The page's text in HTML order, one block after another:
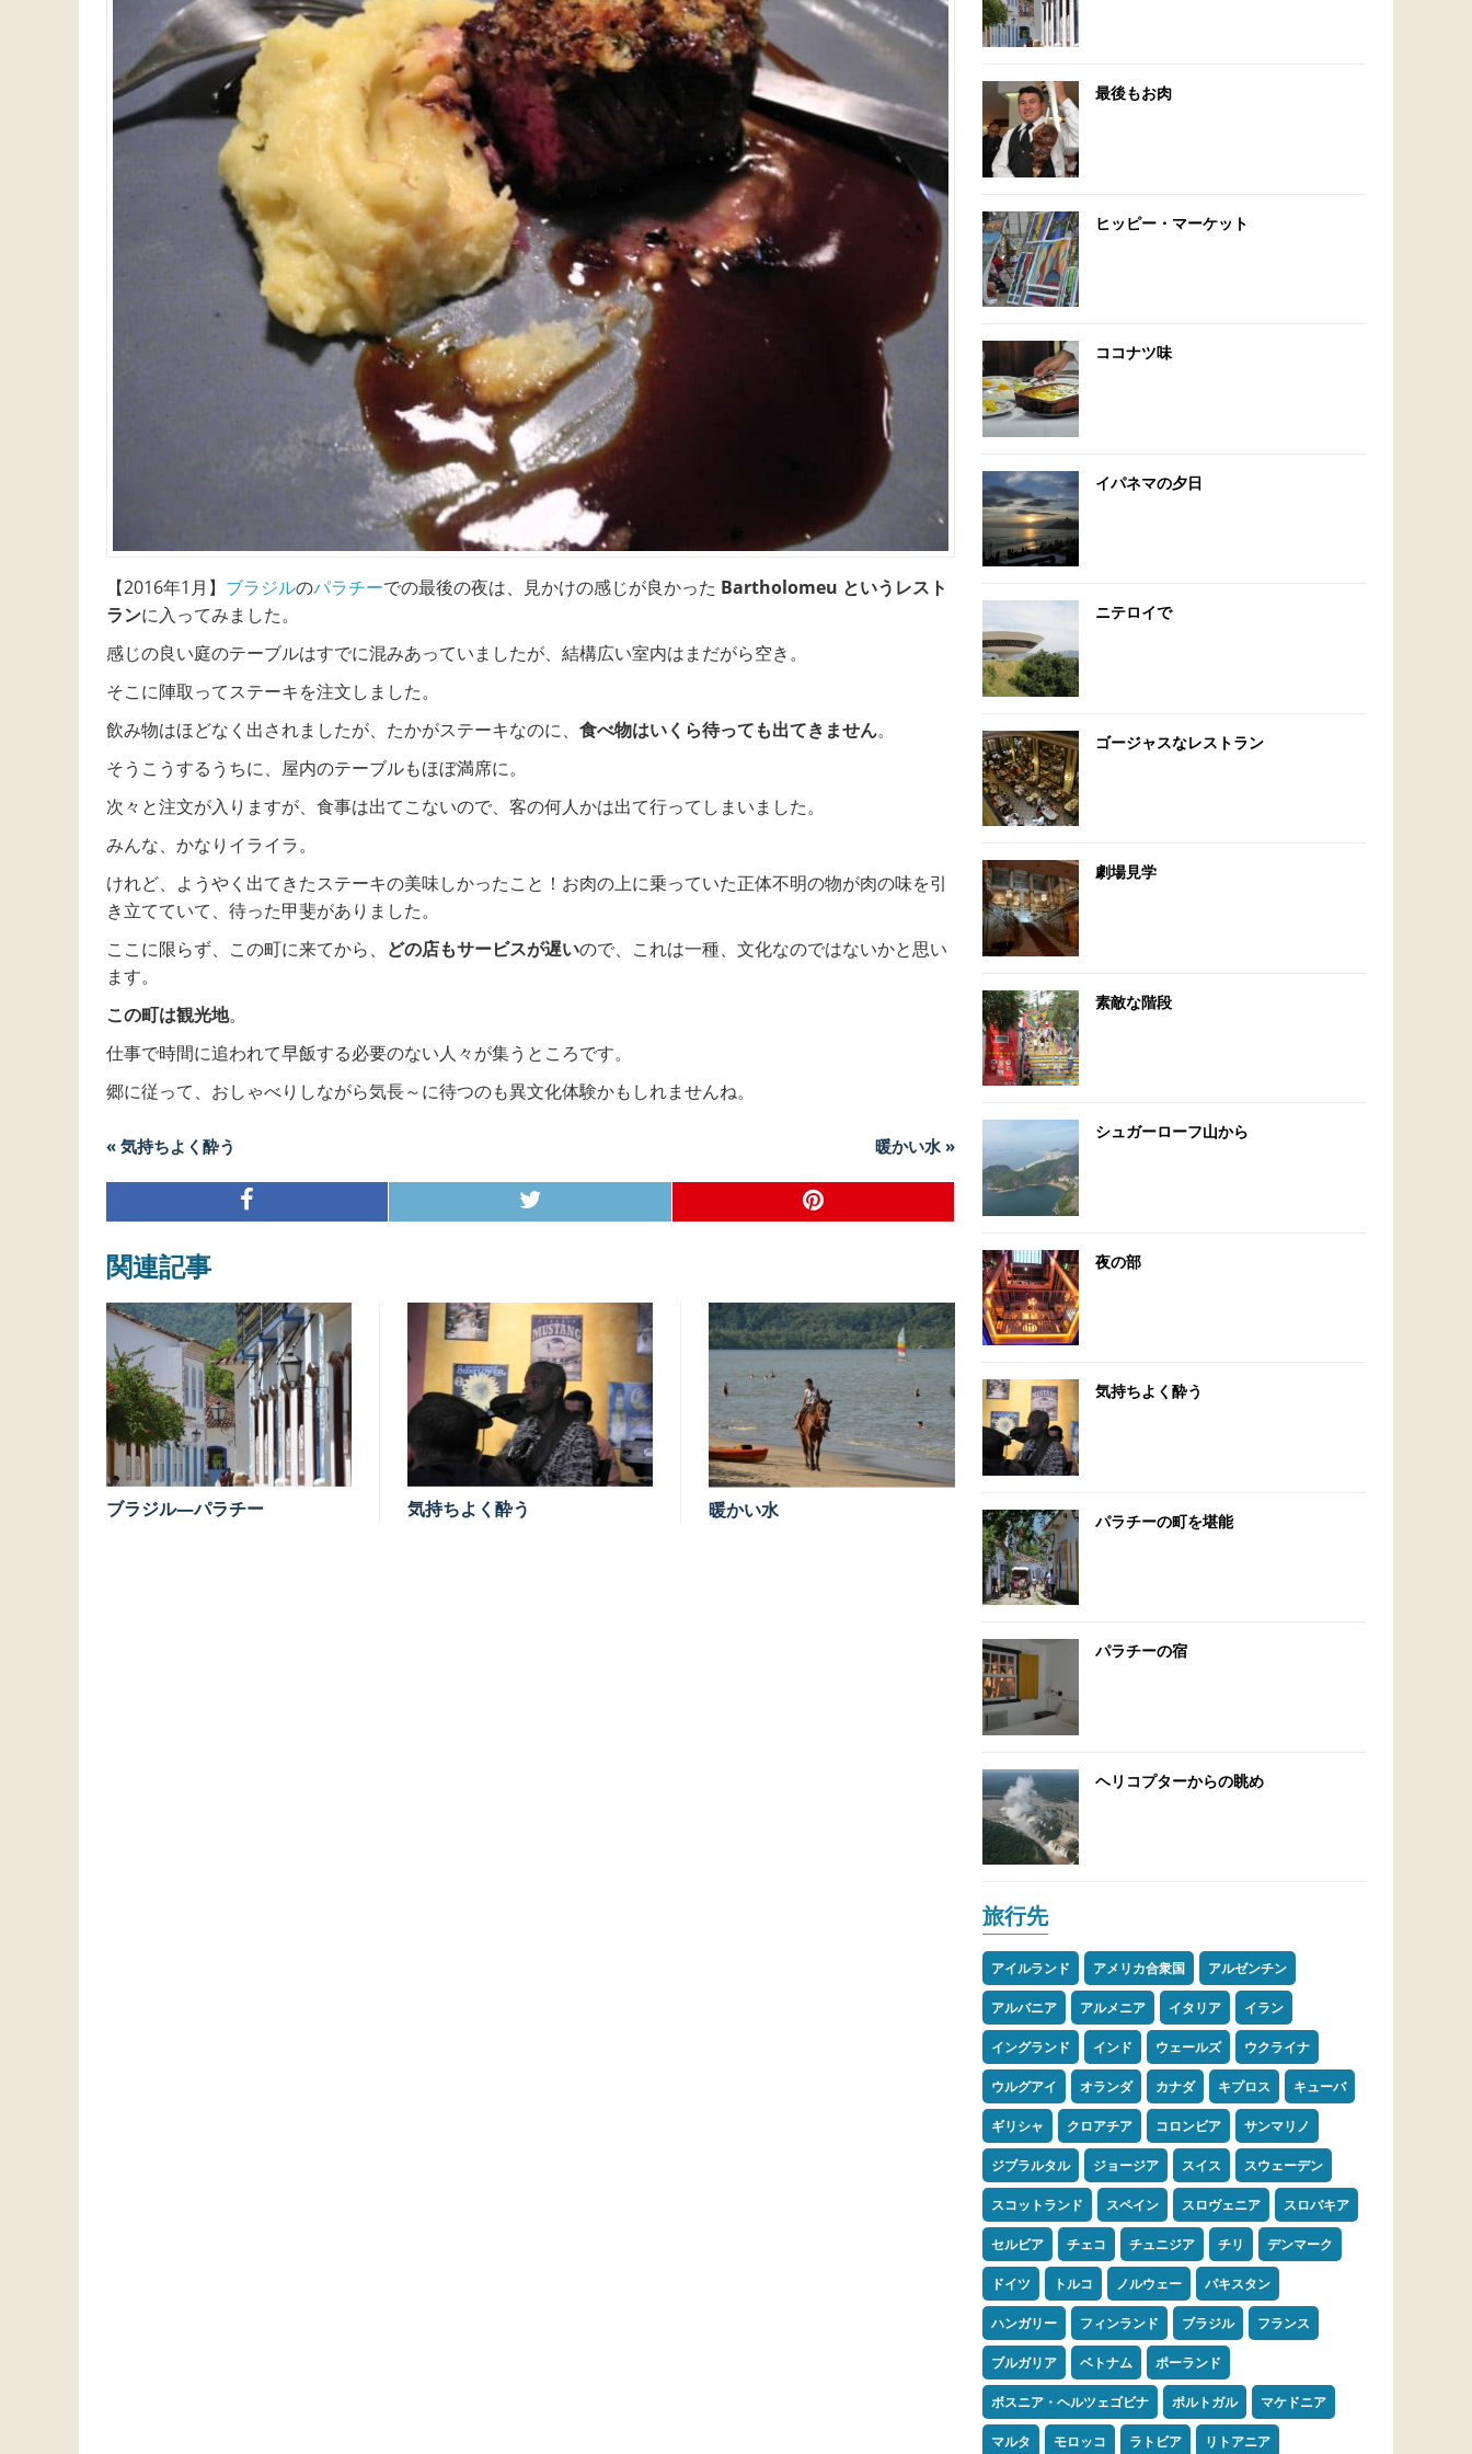
【2016年1月】 ブラジルのパラチーでの最後の夜は、見かけの感じが良かった Bartholomeu というレスト
ランに入ってみました。
感じの良い庭のテーブルはすでに混みあっていましたが、結構広い室内はまだがら空き。
そこに陣取ってステーキを注文しました。
飲み物はほどなく出されましたが、たかがステーキなのに、 食べ物はいくら待っても出てきません。
そうこうするうちに、屋内のテーブルもほぼ満席に。
次々と注文が入りますが、食事は出てこないので、客の何人かは出て行ってしまいました。
みんな、かなりイライラ。
けれど、ようやく出てきたステーキの美味しかったこと！お肉の上に乗っていた正体不明の物が肉の味を引
き立てていて、待った甲斐がありました。
ここに限らず、この町に来てから、 どの店もサービスが遅いので、これは一種、文化なのではないかと思い
ます。
この町は観光地。
仕事で時間に追われて早飯する必要のない人々が集うところです。
郷に従って、おしゃべりしながら気長～に待つのも異文化体験かもしれませんね。
« 気持ちよく酔う 暖かい水 »
関連記事
ブラジル―パラチー 気持ちよく酔う 暖かい水
最後もお肉
ヒッピー・マーケット
ココナツ味
イパネマの夕日
ニテロイで
ゴージャスなレストラン
劇場見学
素敵な階段
シュガーローフ山から
夜の部
気持ちよく酔う
パラチーの町を堪能
パラチーの宿
ヘリコプターからの眺め
旅行先
アイルランド アメリカ合衆国 アルゼンチン
アルバニア アルメニア イタリア イラン
イングランド インド ウェールズ ウクライナ
ウルグアイ オランダ カナダ キプロス キューバ
ギリシャ クロアチア コロンビア サンマリノ
ジブラルタル ジョージア スイス スウェーデン
スコットランド スペイン スロヴェニア スロバキア
セルビア チェコ チュニジア チリ デンマーク
ドイツ トルコ ノルウェー パキスタン
ハンガリー フィンランド ブラジル フランス
ブルガリア ベトナム ポーランド
ボスニア・ヘルツェゴビナ ポルトガル マケドニア
マルタ モロッコ ラトビア リトアニア